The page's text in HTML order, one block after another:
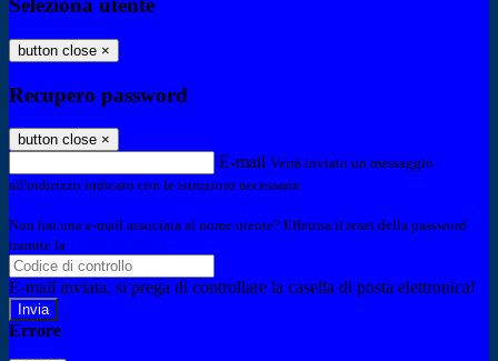
Seleziona utente
button close ×
Recupero password
button close ×
E-mail Verrà inviato un messaggio
all'indirizzo indicato con le istruzioni necessarie.
Non hai una e-mail associata al nome utente? Effettua il reset della password
tramite la
E-mail inviata, si prega di controllare la casella di posta elettronica!
Errore